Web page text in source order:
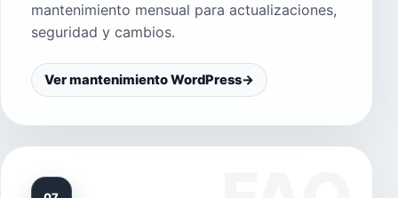
mantenimiento mensual para actualizaciones,
seguridad y cambios.
Ver mantenimiento WordPress→